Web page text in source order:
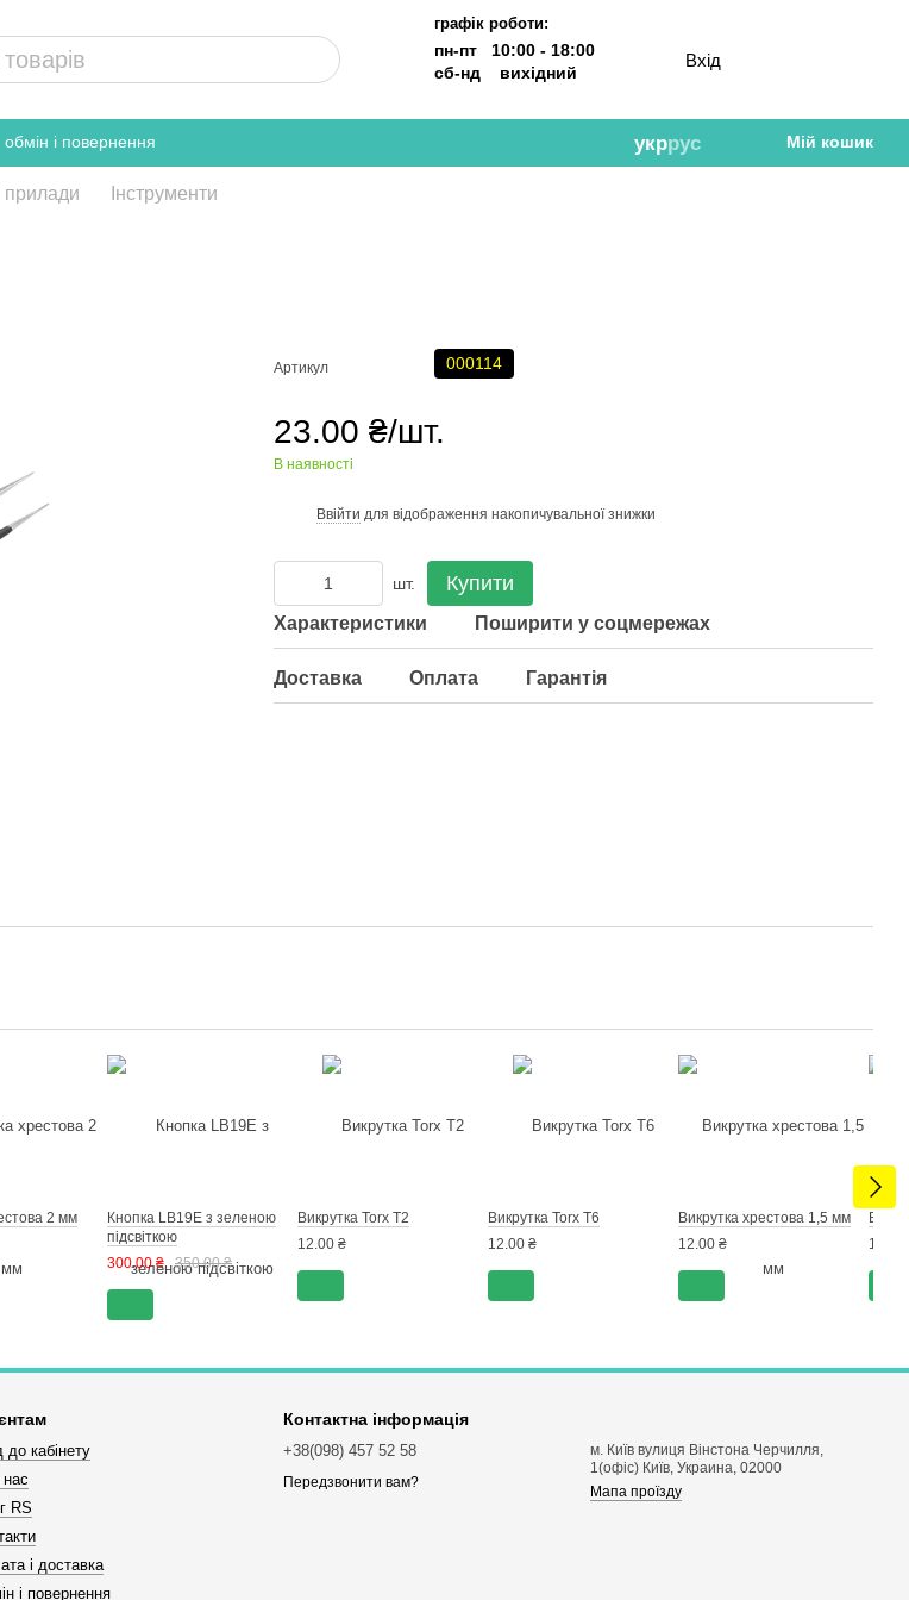
графік роботи:
пн-пт 10:00 - 18:00
сб-нд вихідний
Вхід
обмін і повернення укррус Мій кошик
прилади Інструменти
Артикул 000114
23.00 ₴/шт.
В наявності
Ввійти для відображення накопичувальної знижки
шт. Купити
Характеристики Поширити у соцмережах
Доставка Оплата Гарантія
2 мм
Кнопка LB19E з зеленою
підсвіткою
300.00 ₴
350.00 ₴
Викрутка Torx T2
12.00 ₴
Викрутка Torx T6
12.00 ₴
Викрутка хрестова 1,5 мм
12.00 ₴
12.00
до кабінету
RS
і доставка
і повернення
Контактна інформація
+38(098) 457 52 58
Передзвонити вам?
м. Київ вулиця Вінстона Черчилля,
1(офіс) Київ, Украина, 02000
Мапа проїзду